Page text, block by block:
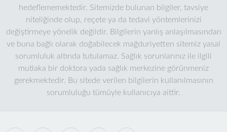
hedeflememektedir. Sitemizde bulunan bilgiler, tavsiye
niteliğinde olup, reçete ya da tedavi yöntemlerinizi
değiştirmeye yönelik değildir. Bilgilerin yanlış anlaşılmasından
ve buna bağlı olarak doğabilecek mağduriyetten sitemiz yasal
sorumluluk altında tutulamaz. Sağlık sorunlarınız ile ilgili
mutlaka bir doktora yada sağlık merkezine görünmeniz
gerekmektedir. Bu sitede verilen bilgilerin kullanılmasının
sorumluluğu tümüyle kullanıcıya aittir.